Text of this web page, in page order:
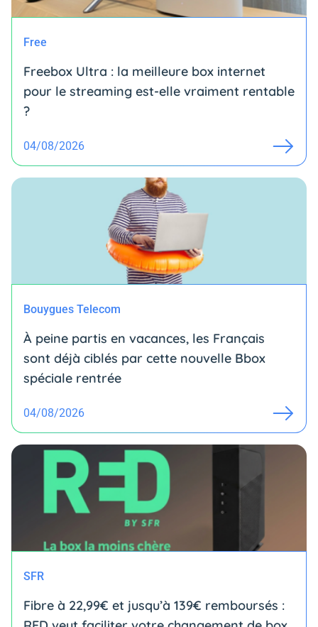
Free
Freebox Ultra : la meilleure box internet
pour le streaming est-elle vraiment rentable
?
04/08/2026
Bouygues Telecom
À peine partis en vacances, les Français
sont déjà ciblés par cette nouvelle Bbox
spéciale rentrée
04/08/2026
SFR
Fibre à 22,99€ et jusqu’à 139€ remboursés :